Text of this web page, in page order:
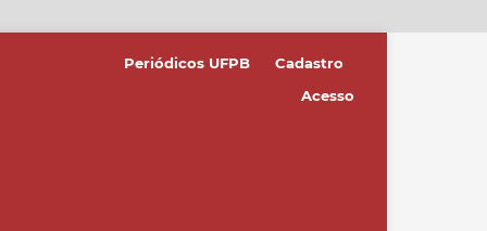
Periódicos UFPB
Cadastro
Acesso